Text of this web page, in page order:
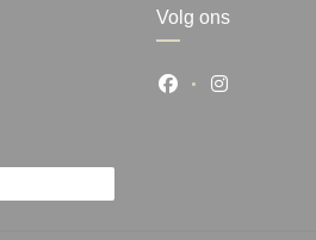
Volg ons
FacebookInstagram